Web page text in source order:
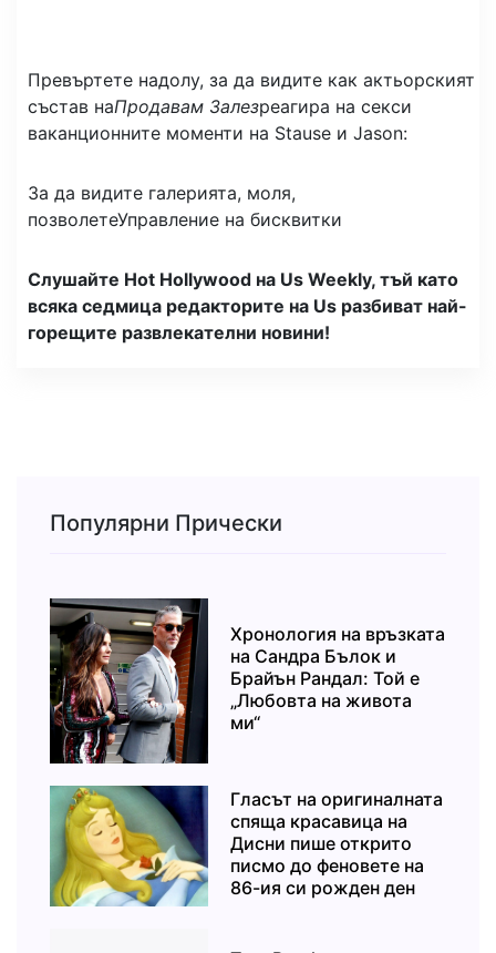
Превъртете надолу, за да видите как актьорският
състав наПродавам Залезреагира на секси
ваканционните моменти на Stause и Jason:
За да видите галерията, моля,
позволетеУправление на бисквитки
Слушайте Hot Hollywood на Us Weekly, тъй като
всяка седмица редакторите на Us разбиват най-
горещите развлекателни новини!
Популярни Прически
Хронология на връзката
на Сандра Бълок и
Брайън Рандал: Той е
„Любовта на живота
ми“
Гласът на оригиналната
спяща красавица на
Дисни пише открито
писмо до феновете на
86-ия си рожден ден